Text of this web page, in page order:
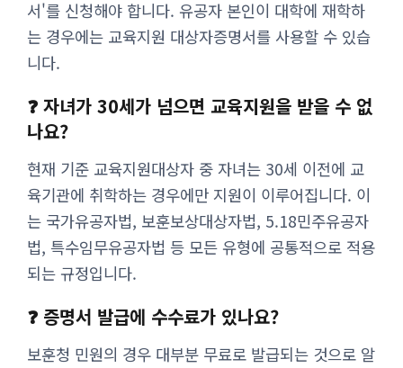
서'를 신청해야 합니다. 유공자 본인이 대학에 재학하
는 경우에는 교육지원 대상자증명서를 사용할 수 있습
니다.
❓ 자녀가 30세가 넘으면 교육지원을 받을 수 없
나요?
현재 기준 교육지원대상자 중 자녀는 30세 이전에 교
육기관에 취학하는 경우에만 지원이 이루어집니다. 이
는 국가유공자법, 보훈보상대상자법, 5.18민주유공자
법, 특수임무유공자법 등 모든 유형에 공통적으로 적용
되는 규정입니다.
❓ 증명서 발급에 수수료가 있나요?
보훈청 민원의 경우 대부분 무료로 발급되는 것으로 알